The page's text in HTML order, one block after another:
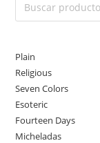
Plain
Religious
Seven Colors
Esoteric
Fourteen Days
Micheladas